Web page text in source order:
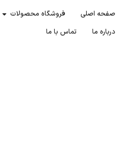
صفحه اصلی فروشگاه محصولات
درباره ما
تماس با ما